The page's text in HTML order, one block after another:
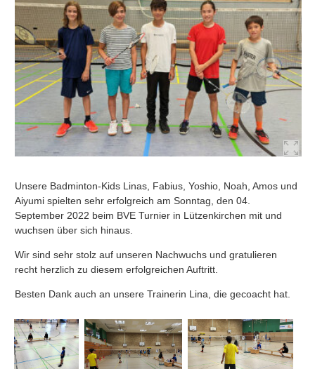
Unsere Badminton-Kids Linas, Fabius, Yoshio, Noah, Amos und
Aiyumi spielten sehr erfolgreich am Sonntag, den 04.
September 2022 beim BVE Turnier in Lützenkirchen mit und
wuchsen über sich hinaus.
Wir sind sehr stolz auf unseren Nachwuchs und gratulieren
recht herzlich zu diesem erfolgreichen Auftritt.
Besten Dank auch an unsere Trainerin Lina, die gecoacht hat.